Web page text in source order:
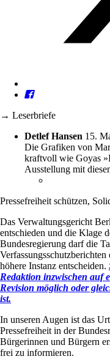
→ Leserbriefe
Detlef Hansen 15.
Die Grafiken von
kraftvoll wie Goyas
Ausstellung mit
Pressefreiheit schützen,
Das Verwaltungsgericht
entschieden und die Klage
Bundesregierung darf die
höhere Instanz entscheiden.
Redaktion inzwischen auf
Revision möglich oder
ist.
In unseren Augen ist das
Pressefreiheit in der
Bürgerinnen und Bürgern
frei zu informieren.